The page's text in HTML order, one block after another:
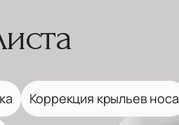
Коррекция крыльев носа